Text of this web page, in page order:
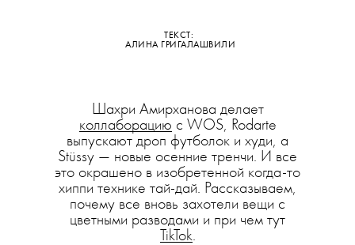
ТЕКСТ:
АЛИНА ГРИГАЛАШВИЛИ
Шахри Амирханова делает
коллаборацию с WOS, Rodarte
выпускают дроп футболок и худи, а
Stüssy — новые осенние тренчи. И все
это окрашено в изобретенной когда-то
хиппи технике тай-дай. Рассказываем,
почему все вновь захотели вещи с
цветными разводами и при чем тут
TikTok.